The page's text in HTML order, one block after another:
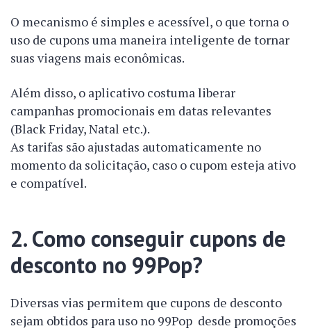
O mecanismo é simples e acessível, o que torna o
uso de cupons uma maneira inteligente de tornar
suas viagens mais econômicas.
Além disso, o aplicativo costuma liberar
campanhas promocionais em datas relevantes
(Black Friday, Natal etc.).
As tarifas são ajustadas automaticamente no
momento da solicitação, caso o cupom esteja ativo
e compatível.
2. Como conseguir cupons de
desconto no 99Pop?
Diversas vias permitem que cupons de desconto
sejam obtidos para uso no 99Pop desde promoções